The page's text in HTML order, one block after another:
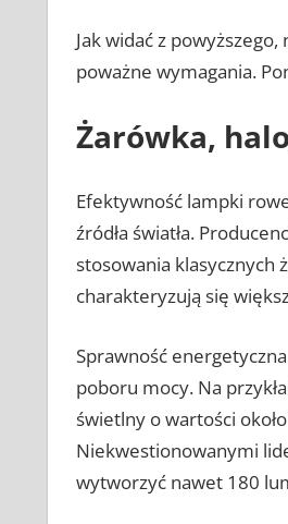
Jak widać z
poważne wymagania.
Żarówka,
Efektywność lampki
źródła światła.
stosowania klasycznych
charakteryzują się
Sprawność
poboru mocy. Na
świetlny o wartości
Niekwestionowanymi
wytworzyć nawet 180